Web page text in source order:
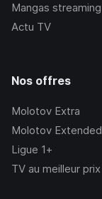
Mangas streaming
Actu TV
Nos offres
Molotov Extra
Molotov Extended
Ligue 1+
TV au meilleur prix